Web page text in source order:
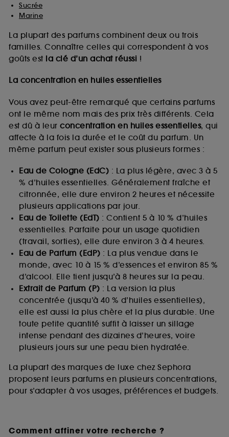
Sucrée
Marine
La plupart des parfums combinent deux ou trois
familles. Connaître celles qui correspondent à vos
goûts est la clé d’un achat réussi !
La concentration en huiles essentielles
Vous avez peut-être remarqué que certains parfums
ont le même nom mais des prix très différents. Cela
est dû à leur concentration en huiles essentielles, qui
affecte à la fois la durée et le coût du parfum. Un
même parfum peut exister sous plusieurs formes :
Eau de Cologne (EdC) : La plus légère, avec 3 à 5
% d’huiles essentielles. Généralement fraîche et
citronnée, elle dure environ 2 heures et nécessite
plusieurs applications par jour.
Eau de Toilette (EdT) : Contient 5 à 10 % d’huiles
essentielles. Parfaite pour un usage quotidien
(travail, sorties), elle dure environ 3 à 4 heures.
Eau de Parfum (EdP) : La plus vendue dans le
monde, avec 10 à 15 % d’essences et environ 85 %
d’alcool. Elle tient jusqu’à 8 heures sur la peau.
Extrait de Parfum (P) : La version la plus
concentrée (jusqu’à 40 % d’huiles essentielles),
elle est aussi la plus chère et la plus durable. Une
toute petite quantité suffit à laisser un sillage
intense pendant des dizaines d’heures, voire
plusieurs jours sur une peau bien hydratée.
La plupart des marques de luxe chez Sephora
proposent leurs parfums en plusieurs concentrations,
pour s’adapter à vos usages, préférences et budgets.
Comment affiner votre recherche ?